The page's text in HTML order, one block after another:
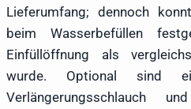
Lieferumfang; dennoch
beim Wasserbefüllen
Einfüllöffnung als
wurde. Optional sind
Verlängerungsschlauch